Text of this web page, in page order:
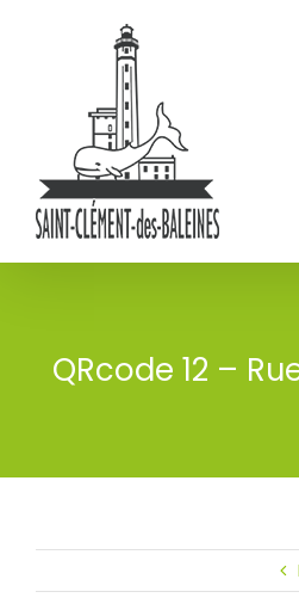
QRcode 12 –